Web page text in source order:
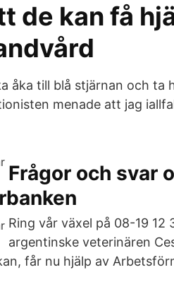
de kan få
åka till blå stjärnan och ta
menade att jag
Frågor och svar
Ring vår växel på 08-19
argentinske veterinären
får nu hjälp av